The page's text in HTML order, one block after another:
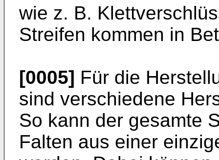
wie z. B.
Streifen kommen in
[0005] Für die
sind verschiedene
So kann der gesamte
Falten aus einer